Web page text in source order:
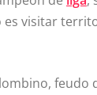
visitar